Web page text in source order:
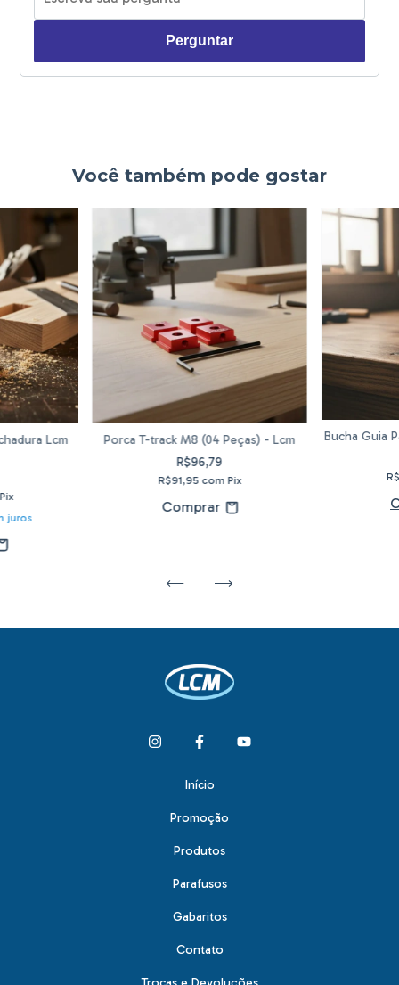
Perguntar
Você também pode gostar
Lcm
Pix
juros
Porca T-track M8 (04 Peças) - Lcm
R$96,79
R$91,95 com Pix
Bucha Guia
Início
Promoção
Produtos
Parafusos
Gabaritos
Contato